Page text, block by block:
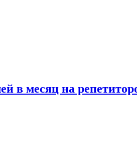
в месяц на